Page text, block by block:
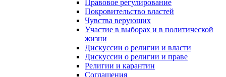
Правовое регулирование
Покровительство властей
Чувства верующих
Участие в выборах и в политической
жизни
Дискуссии о религии и власти
Дискуссии о религии и праве
Религии и карантин
Соглашения